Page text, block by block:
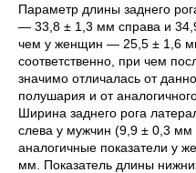
Параметр длины заднего
— 33,8 ± 1,3 мм справа и
чем у женщин — 25,5 ± 1,6
соответственно, при чем
значимо отличалась от
полушария и от
Ширина заднего рога
слева у мужчин (9,9 ± 0,3
аналогичные показатели у
мм. Показатель длины